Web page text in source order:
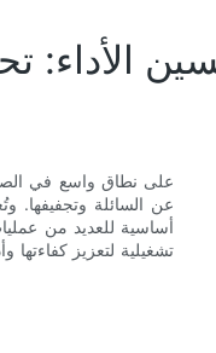
الأداء:
عن السائلة وتجفيفها.
أساسية للعديد من
تشغيلية لتعزيز